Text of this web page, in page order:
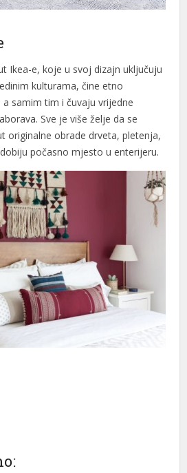
Ikea-e, koje u svoj dizajn uključuju
kulturama, čine etno
samim tim i čuvaju vrijedne
Sve je više želje da se
originalne obrade drveta, pletenja,
počasno mjesto u enterijeru.